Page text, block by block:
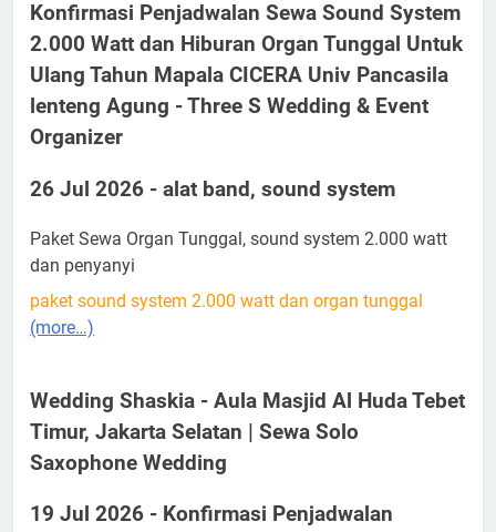
Konfirmasi Penjadwalan Sewa Sound System
2.000 Watt dan Hiburan Organ Tunggal Untuk
Ulang Tahun Mapala CICERA Univ Pancasila
lenteng Agung - Three S Wedding & Event
Organizer
26 Jul 2026 - alat band, sound system
Paket Sewa Organ Tunggal, sound system 2.000 watt
dan penyanyi
paket sound system 2.000 watt dan organ tunggal
(more…)
Wedding Shaskia - Aula Masjid Al Huda Tebet
Timur, Jakarta Selatan | Sewa Solo
Saxophone Wedding
19 Jul 2026 - Konfirmasi Penjadwalan